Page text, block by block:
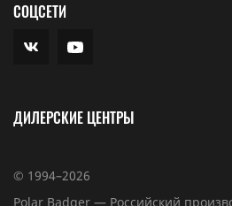
СОЦСЕТИ
ДИЛЕРСКИЕ ЦЕНТРЫ
© 1994–2026
Polar Badger — Российский